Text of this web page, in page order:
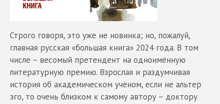
Строго говоря, это уже не новинка; но, пожалуй,
главная русская «большая книга» 2024 года. В том
числе – весомый претендент на одноимённую
литературную премию. Взрослая и раздумчивая
история об академическом учёном, если не альтер
эго, то очень близком к самому автору – доктору